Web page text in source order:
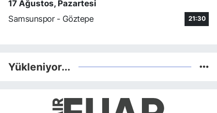
17 Ağustos, Pazartesi
Samsunspor - Göztepe
21:30
Yükleniyor...